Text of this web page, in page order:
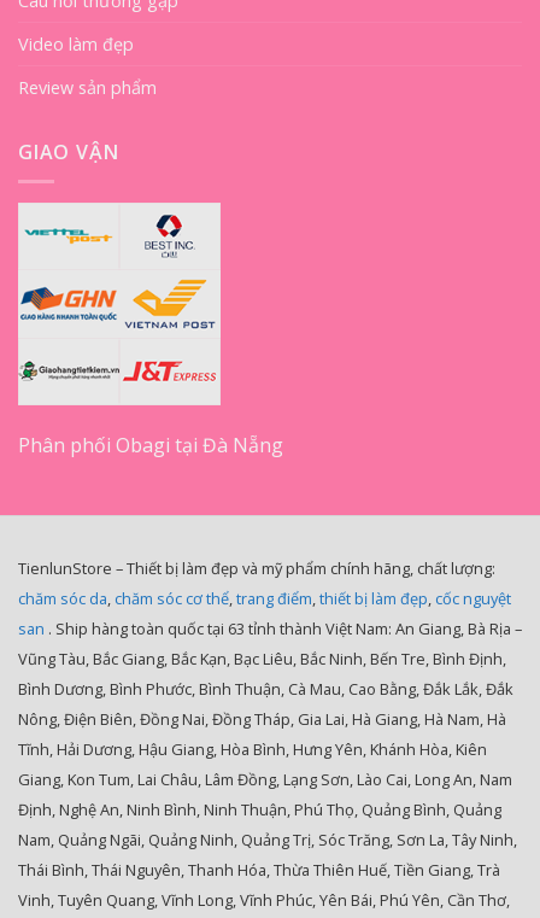
Video làm đẹp
Review sản phẩm
GIAO VẬN
Phân phối Obagi tại Đà Nẵng
TienlunStore – Thiết bị làm đẹp và mỹ phẩm chính hãng, chất lượng:
chăm sóc da, chăm sóc cơ thể,trang điểm,thiết bị làm đẹp, cốc nguyệt
san . Ship hàng toàn quốc tại 63 tỉnh thành Việt Nam: An Giang, Bà Rịa –
Vũng Tàu, Bắc Giang, Bắc Kạn, Bạc Liêu, Bắc Ninh, Bến Tre, Bình Định,
Bình Dương, Bình Phước, Bình Thuận, Cà Mau, Cao Bằng, Đắk Lắk, Đắk
Nông, Điện Biên, Đồng Nai, Đồng Tháp, Gia Lai, Hà Giang, Hà Nam, Hà
Tĩnh, Hải Dương, Hậu Giang, Hòa Bình, Hưng Yên, Khánh Hòa, Kiên
Giang, Kon Tum, Lai Châu, Lâm Đồng, Lạng Sơn, Lào Cai, Long An, Nam
Định, Nghệ An, Ninh Bình, Ninh Thuận, Phú Thọ, Quảng Bình, Quảng
Nam, Quảng Ngãi, Quảng Ninh, Quảng Trị, Sóc Trăng, Sơn La, Tây Ninh,
Thái Bình, Thái Nguyên, Thanh Hóa, Thừa Thiên Huế, Tiền Giang, Trà
Vinh, Tuyên Quang, Vĩnh Long, Vĩnh Phúc, Yên Bái, Phú Yên, Cần Thơ,